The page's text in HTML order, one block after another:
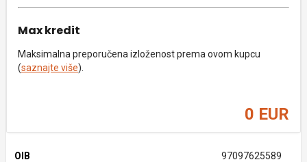
Max kredit
Maksimalna preporučena izloženost prema ovom kupcu
(saznajte više).
0 EUR
OIB 97097625589